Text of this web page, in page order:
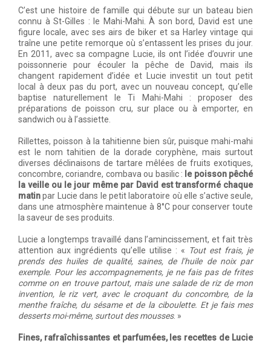
C’est une histoire de famille qui débute sur un bateau bien
connu à St-Gilles : le Mahi-Mahi. À son bord, David est une
figure locale, avec ses airs de biker et sa Harley vintage qui
traîne une petite remorque où s’entassent les prises du jour.
En 2011, avec sa compagne Lucie, ils ont l’idée d’ouvrir une
poissonnerie pour écouler la pêche de David, mais ils
changent rapidement d’idée et Lucie investit un tout petit
local à deux pas du port, avec un nouveau concept, qu’elle
baptise naturellement le Ti Mahi-Mahi : proposer des
préparations de poisson cru, sur place ou à emporter, en
sandwich ou à l’assiette.
Rillettes, poisson à la tahitienne bien sûr, puisque mahi-mahi
est le nom tahitien de la dorade coryphène, mais surtout
diverses déclinaisons de tartare mêlées de fruits exotiques,
concombre, coriandre, combava ou basilic : le poisson pêché
la veille ou le jour même par David est transformé chaque
matinpar Lucie dans le petit laboratoire où elle s’active seule,
dans une atmosphère maintenue à 8°C pour conserver toute
la saveur de ses produits.
Lucie a longtemps travaillé dans l’amincissement, et fait très
attention aux ingrédients qu’elle utilise : « Tout est frais, je
prends des huiles de qualité, saines, de l’huile de noix par
exemple. Pour les accompagnements, je ne fais pas de frites
comme on en trouve partout, mais une salade de riz de mon
invention, le riz vert, avec le croquant du concombre, de la
menthe fraîche, du sésame et de la ciboulette. Et je fais mes
desserts moi-même, surtout des mousses. »
Fines, rafraîchissantes et parfumées, les recettes de Lucie